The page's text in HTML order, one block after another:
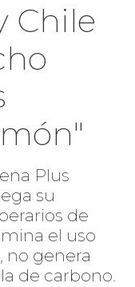
Chile
Plus
su
de
el uso
no genera
de carbono.